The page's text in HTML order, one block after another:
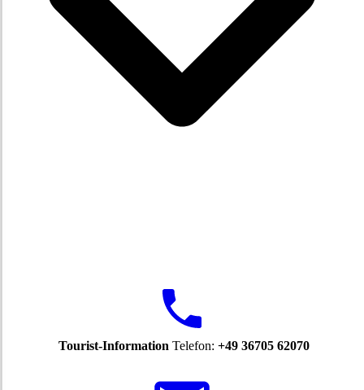
Tourist-Information Telefon: +49 36705 62070